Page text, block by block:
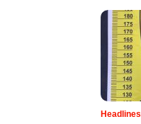
Headlines